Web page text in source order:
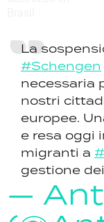
La
#Schengen
necessaria
nostri
europee.
e resa oggi
migranti a
gestione
—